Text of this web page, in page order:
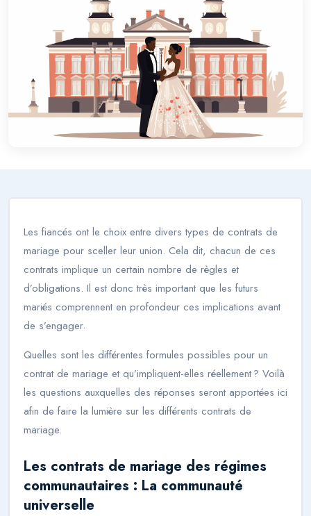
Les fiancés ont le choix entre divers types de contrats de
mariage pour sceller leur union. Cela dit, chacun de ces
contrats implique un certain nombre de règles et
d’obligations. Il est donc très important que les futurs
mariés comprennent en profondeur ces implications avant
de s’engager.
Quelles sont les différentes formules possibles pour un
contrat de mariage et qu’impliquent-elles réellement ? Voilà
les questions auxquelles des réponses seront apportées ici
afin de faire la lumière sur les différents contrats de
mariage.
Les contrats de mariage des régimes
communautaires : La communauté
universelle